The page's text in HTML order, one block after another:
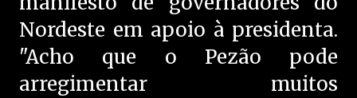
Nordeste em apoio à presidenta.
"Acho que o Pezão pode
arregimentar muitos